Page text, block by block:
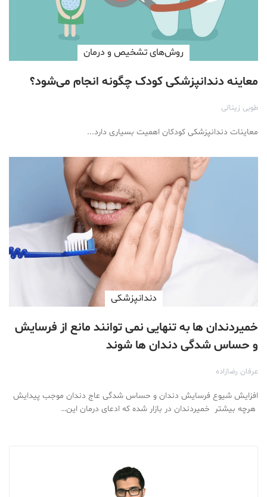
روش‌های تشخیص و درمان
معاینه دندانپزشکی کودک چگونه انجام می‌شود؟
طوبی زینالی
معاینات دندانپزشکی کودکان اهمیت بسیاری دارد...
دندانپزشکی
خمیردندان ها به تنهایی نمی توانند مانع از فرسایش
و حساس شدگی دندان ها شوند
عرفان رضازاده
افزایش شیوع فرسایش دندان و حساس شدگی عاج دندان موجب پیدایش
هرچه بیشتر خمیردندان در بازار شده که ادعای درمان این…